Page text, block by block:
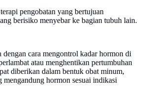
pengobatan yang bertujuan
berisiko menyebar ke bagian tubuh lain.
dengan cara mengontrol kadar hormon di
atau menghentikan pertumbuhan
diberikan dalam bentuk obat minum,
hormon sesuai indikasi